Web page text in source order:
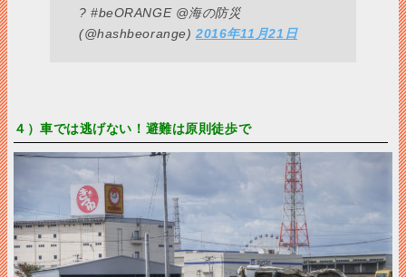
? #beORANGE @海の防災
(@hashbeorange) 2016年11月21日
４）車では逃げない！避難は原則徒歩で